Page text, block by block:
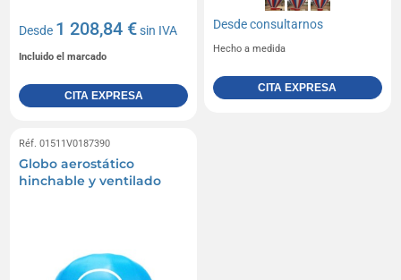
Desde 1 208,84 €sin IVA
Incluido el marcado
CITA EXPRESA
Desdeconsultarnos
Hecho a medida
CITA EXPRESA
Réf. 01511V0187390
Globo aerostático
hinchable y ventilado